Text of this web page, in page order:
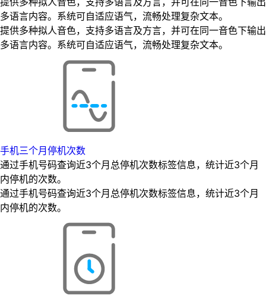
多语言内容。系统可自适应语气，流畅处理复杂文本。
提供多种拟人音色，支持多语言及方言，并可在同一音色下输出
多语言内容。系统可自适应语气，流畅处理复杂文本。
手机三个月停机次数
通过手机号码查询近3个月总停机次数标签信息，统计近3个月
内停机的次数。
通过手机号码查询近3个月总停机次数标签信息，统计近3个月
内停机的次数。